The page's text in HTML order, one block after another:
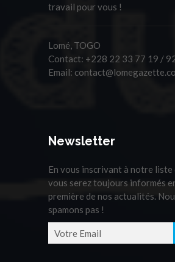
travail pour vous !
Lomé, TOGO
Contact: +228 22 33 77 19 /
Email:
Newsletter
En vous inscrivant à notre
vous serez toujours informés
première de nos actualités.
spamons pas !